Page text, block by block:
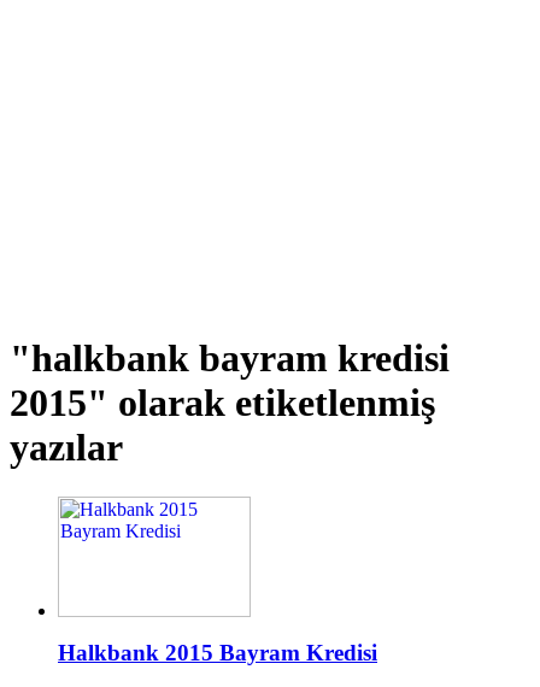
"halkbank bayram kredisi
2015" olarak etiketlenmiş
yazılar
Halkbank 2015 Bayram Kredisi